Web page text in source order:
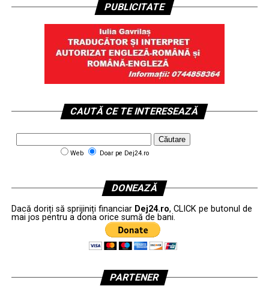
PUBLICITATE
CAUTĂ CE TE INTERESEAZĂ
Web Doar pe Dej24.ro
DONEAZĂ
Dacă doriți să sprijiniți financiar Dej24.ro, CLICK pe butonul de
mai jos pentru a dona orice sumă de bani.
PARTENER